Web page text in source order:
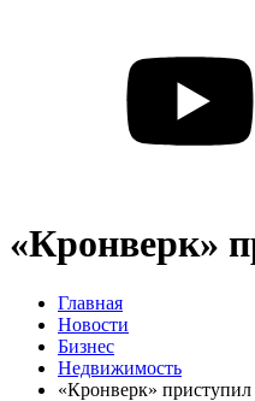
«Кронверк»
Главная
Новости
Бизнес
Недвижимость
«Кронверк»